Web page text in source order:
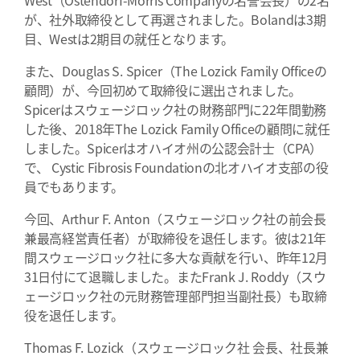
が、社外取締役として再選されました。Bolandは3期
目、Westは2期目の就任となります。
また、Douglas S. Spicer（The Lozick Family Officeの
顧問）が、今回初めて取締役に選出されました。
Spicerはスウェージロック社の財務部門に22年間勤務
した後、2018年The Lozick Family Officeの顧問に就任
しました。Spicerはオハイオ州の公認会計士（CPA）
で、 Cystic Fibrosis Foundationの北オハイオ支部の役
員でもあります。
今回、Arthur F. Anton（スウェージロック社の前会長
兼最高経営責任者）が取締役を退任します。彼は21年
間スウェージロック社に多大な貢献を行い、昨年12月
31日付にて退職しました。またFrank J. Roddy（スウ
ェージロック社の元財務管理部門担当副社長）も取締
役を退任します。
Thomas F. Lozick（スウェージロック社 会長、社長兼